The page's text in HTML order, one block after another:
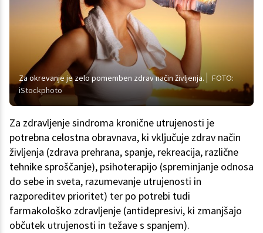
Za okrevanje je zelo pomemben zdrav način življenja.
FOTO:
iStockphoto
Za zdravljenje sindroma kronične utrujenosti je
potrebna celostna obravnava, ki vključuje zdrav način
življenja (zdrava prehrana, spanje, rekreacija, različne
tehnike sproščanje), psihoterapijo (spreminjanje odnosa
do sebe in sveta, razumevanje utrujenosti in
razporeditev prioritet) ter po potrebi tudi
farmakološko zdravljenje (antidepresivi, ki zmanjšajo
občutek utrujenosti in težave s spanjem).